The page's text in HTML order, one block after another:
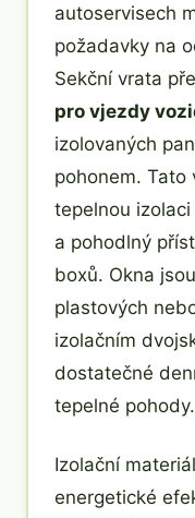
autoservisech
požadavky na
Sekční vrata
pro vjezdy
izolovaných
pohonem. Tato
tepelnou
a pohodlný
boxů. Okna
plastových
izolačním
dostatečné
tepelné pohody.
Izolační
energetické